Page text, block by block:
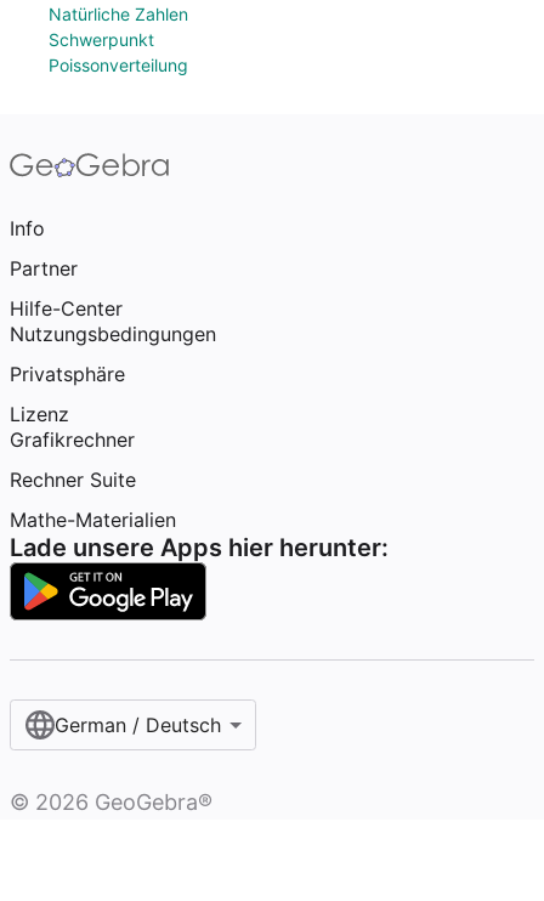
Natürliche Zahlen
Schwerpunkt
Poissonverteilung
Info
Partner
Hilfe-Center
Nutzungsbedingungen
Privatsphäre
Lizenz
Grafikrechner
Rechner Suite
Mathe-Materialien
Lade unsere Apps hier herunter:
German / Deutsch
© 2026 GeoGebra®